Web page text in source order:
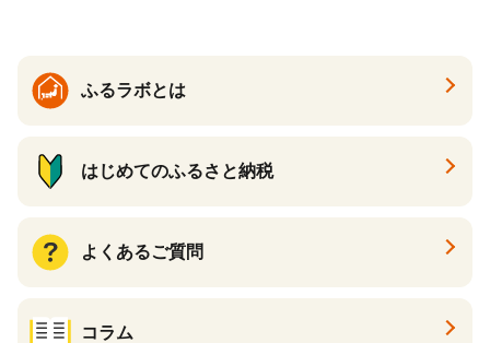
ふるラボとは
はじめてのふるさと納税
よくあるご質問
コラム